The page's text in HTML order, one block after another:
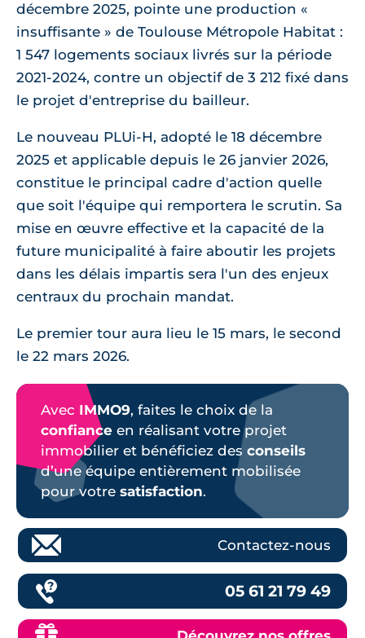
décembre 2025, pointe une production «
insuffisante » de Toulouse Métropole Habitat :
1 547 logements sociaux livrés sur la période
2021-2024, contre un objectif de 3 212 fixé dans
le projet d'entreprise du bailleur.
Le nouveau PLUi-H, adopté le 18 décembre
2025 et applicable depuis le 26 janvier 2026,
constitue le principal cadre d'action quelle
que soit l'équipe qui remportera le scrutin. Sa
mise en œuvre effective et la capacité de la
future municipalité à faire aboutir les projets
dans les délais impartis sera l'un des enjeux
centraux du prochain mandat.
Le premier tour aura lieu le 15 mars, le second
le 22 mars 2026.
Avec IMMO9, faites le choix de la
confiance en réalisant votre projet
immobilier et bénéficiez des conseils
d’une équipe entièrement mobilisée
pour votre satisfaction.
Contactez-nous
05 61 21 79 49